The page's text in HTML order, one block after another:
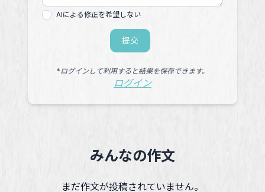
AIによる修正を希望しない
提交
*ログインして利用すると結果を保存できます。
ログイン
みんなの作文
まだ作文が投稿されていません。